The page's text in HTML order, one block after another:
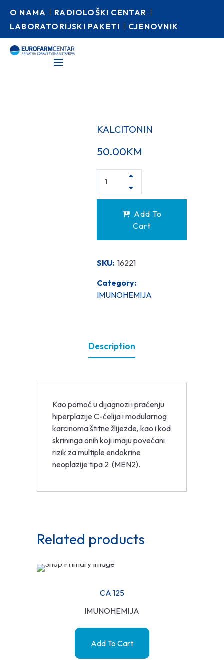
O NAMA
RADIOLOŠKI CENTAR
LABORATORIJSKI PAKETI
CJENOVNIK
KALCITONIN
50.00KM
Add To
Cart
SKU: 16221
Category:
IMUNOHEMIJA
Description
Kao pomoć u dijagnozi i praćenju
hiperplazije C-ćelija i modularnog
karcinoma štitne žlijezde, kao i kod
skrininga onih koji imaju povećani
rizik za multiple endokrine
neoplazije tipa 2 (MEN2).
Related products
CA 125
IMUNOHEMIJA
Add To Cart